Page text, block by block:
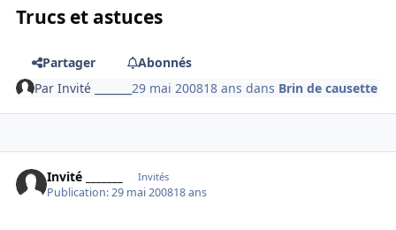
Trucs et astuces
Partager
Abonnés
ParInvité _______ 29 mai 200818 ans dans Brin de causette
Invité _______ Invités
Publication:29 mai 200818 ans